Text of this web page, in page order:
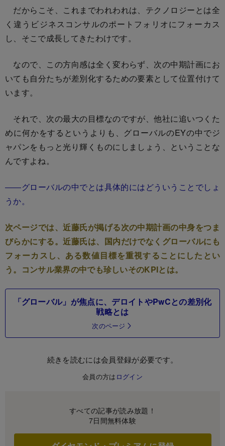
だからこそ、これまでわれわれは、テクノロジーとは全
く違うビジネスコンサルのポートフォリオにフォーカス
し、そこで成長してきたわけです。
なので、この方向感は全く変わらず、次の中期計画にお
いても自分たちが差別化するための要素として位置付けて
います。
それで、次の最大の目標なのですが、他社に追いつくた
めに何かをするというよりも、グローバルのEYの中でジ
ャパンをもっと光り輝くものにしましょう、ということな
んですよね。
――グローバルの中でとは具体的にはどういうことでしょ
うか。
次ページでは、近藤氏が掲げる次の中期計画の中身をつま
びらかにする。近藤氏は、国内だけでなくグローバルにも
フォーカスし、ある数値目標を重視することにしたとい
う。コンサル業界の中でも珍しいそのKPIとは。
「グローバル」が焦点に、デロイトやPwCとの差別化
戦略とは
次のページ
続きを読むには会員登録が必要です。
会員の方は ログイン
すべての記事が読み放題！
7日間無料体験